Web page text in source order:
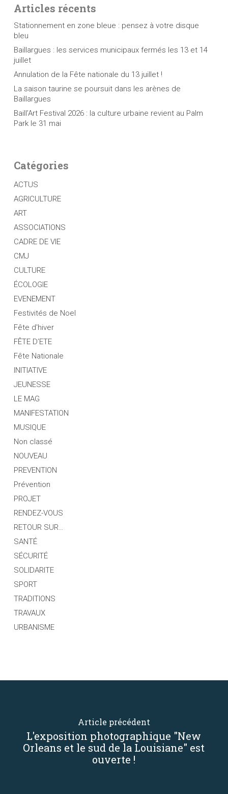
Articles récents
Stationnement en zone bleue : pensez à votre disque
bleu
Baillargues : les services municipaux fermés les 13 et 14
juillet
Annulation de la Fête nationale du 13 juillet !
La saison taurine se poursuit dans les arènes de
Baillargues
Baill’Art Festival 2026 : la culture urbaine revient au Palm
Park le 31 mai
Catégories
ACTUS
AGRICULTURE
ART
ASSOCIATIONS
CADRE DE VIE
CMJ
CULTURE
ÉCOLOGIE
EVENEMENT
Festivités de Noel
Fête d'hiver
FÊTE D’ETE
Fête Nationale
INITIATIVE
JEUNESSE
LE MAG
MANIFESTATION
MUSIQUE
Non classé
NOUVEAU
PREVENTION
Prévention
PROJET
RENDEZ-VOUS
RETOUR SUR…
SANTÉ
SÉCURITÉ
SOLIDARITE
SPORT
TRADITIONS
TRAVAUX
URBANISME
Article précédent
L'exposition photographique "New
Orleans et le sud de la Louisiane" est
ouverte !